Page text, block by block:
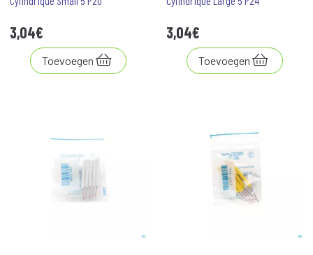
3,04€
Toevoegen
3,04€
Toevoegen